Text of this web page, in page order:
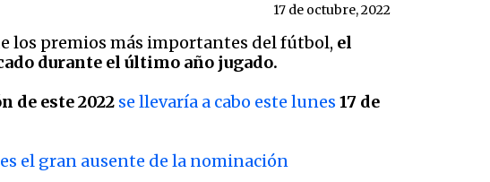
17 de octubre, 2022
los premios más importantes del fútbol, el
durante el último año jugado.
de este 2022 se llevaría a cabo este lunes 17 de
el gran ausente de la nominación